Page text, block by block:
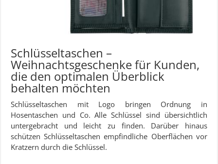
Schlüsseltaschen –
Weihnachtsgeschenke für Kunden,
die den optimalen Überblick
behalten möchten
Schlüsseltaschen mit Logo bringen Ordnung in
Hosentaschen und Co. Alle Schlüssel sind übersichtlich
untergebracht und leicht zu finden. Darüber hinaus
schützen Schlüsseltaschen empfindliche Oberflächen vor
Kratzern durch die Schlüssel.